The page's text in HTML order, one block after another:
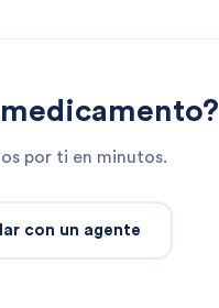
por ti en minutos.
con un agente